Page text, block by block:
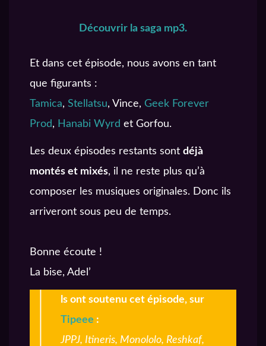
Découvrir la saga mp3.
Et dans cet épisode, nous avons en tant
que figurants :
Tamica, Stellatsu, Vince, Geek Forever
Prod, Hanabi Wyrd et Gorfou.
Les deux épisodes restants sont déjà
montés et mixés, il ne reste plus qu’à
composer les musiques originales. Donc ils
arriveront sous peu de temps.
Bonne écoute !
La bise, Adel’
ls ont soutenu cet épisode, sur
Tipeee :
JPPJ, Itineris, Monololo, Reshkaf,